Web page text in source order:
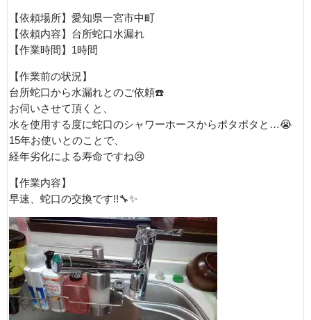
【依頼場所】愛知県一宮市中町
【依頼内容】台所蛇口水漏れ
【作業時間】1時間
【作業前の状況】
台所蛇口から水漏れとのご依頼☎️
お伺いさせて頂くと、
水を使用する度に蛇口のシャワーホースからポタポタと…😭
15年お使いとのことで、
経年劣化による寿命ですね😢
【作業内容】
早速、蛇口の交換です!!🔧✨